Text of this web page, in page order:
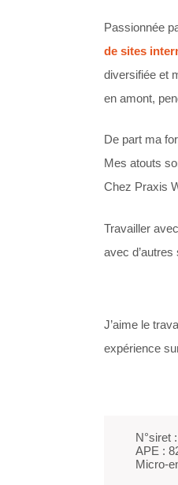
Passionnée
de sites
diversifiée et
en amont,
De part ma
Mes atouts
Chez Praxis
Travailler
avec
J’aime le
expérience
Micro-